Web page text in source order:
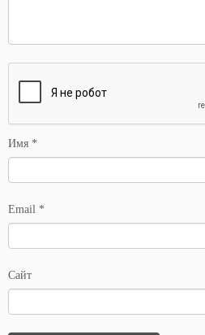
Имя *
Email *
Сайт